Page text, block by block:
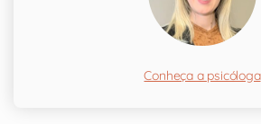
Conheça a psicóloga